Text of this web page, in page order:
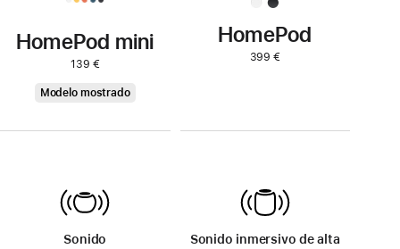
HomePod mini
139 €
Modelo mostradoHomePod
Sonido
HomePod
399 €
Sonido inmersivo de alta